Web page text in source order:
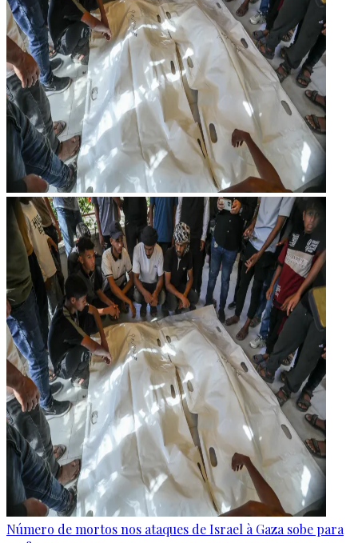
Número de mortos nos ataques de Israel à Gaza sobe para